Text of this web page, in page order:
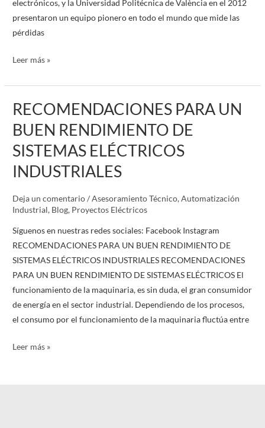
electrónicos, y la Universidad Politécnica de València en el 2012
presentaron un equipo pionero en todo el mundo que mide las
pérdidas
Leer más »
RECOMENDACIONES PARA UN
BUEN RENDIMIENTO DE
SISTEMAS ELÉCTRICOS
INDUSTRIALES
Deja un comentario/Asesoramiento Técnico,Automatización
Industrial, Blog, Proyectos Eléctricos
Síguenos en nuestras redes sociales: Facebook Instagram
RECOMENDACIONES PARA UN BUEN RENDIMIENTO DE
SISTEMAS ELÉCTRICOS INDUSTRIALES RECOMENDACIONES
PARA UN BUEN RENDIMIENTO DE SISTEMAS ELÉCTRICOS El
funcionamiento de la maquinaria, es sin duda, el gran consumidor
de energía en el sector industrial. Dependiendo de los procesos,
el consumo por el funcionamiento de la maquinaria fluctúa entre
RECOMENDACIONES
UN
BUEN
RENDIMIENTO
DE
SISTEMAS
ELÉCTRICOS
Leer más »